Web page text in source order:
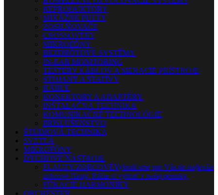
REPRODUKTORY
MIXÁŽNE PULTY
ZOSILŇOVAČE
CROSSOVERY
MIKROFÓNY
BEZDRÔTOVÉ SYSTÉMY
IN-EAR MONITORING
TESTERY KÁBLOV A MERACIE PRÍSTROJE
STOJANY A STATÍVY
KÁBLE
KONEKTORY A ADAPTÉRY
INŠTALAČNÁ TECHNIKA
KOMUNIKAČNÉ TECHNOLÓGIE
PRÍSLUŠENSTVO
ŠTÚDIOVÁ TECHNIKA
SVETLÁ
MIKROFÓNY
DYCHOVÉ NÁSTROJE
FLAUTY-ZOBCOVÉVybrali sme pre Vás tie najlepšie
zobcové flauty. Ráčte si vybrať z našej ponuky.
FÚKACIE HARMONIKY
ORCHESTER